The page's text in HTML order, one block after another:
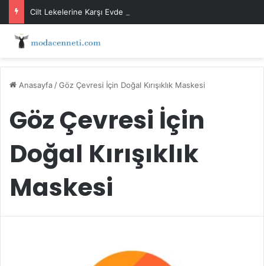
Cilt Lekelerine Karşı Evde Maske Önerileri
Anasayfa /Göz Çevresi İçin Doğal Kırışıklık Maskesi
Göz Çevresi İçin
Doğal Kırışıklık
Maskesi